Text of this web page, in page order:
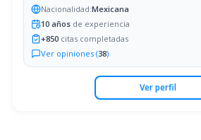
Nacionalidad:Mexicana
10 años de experiencia
+850 citas completadas
Ver opiniones (38)
Ver perfil